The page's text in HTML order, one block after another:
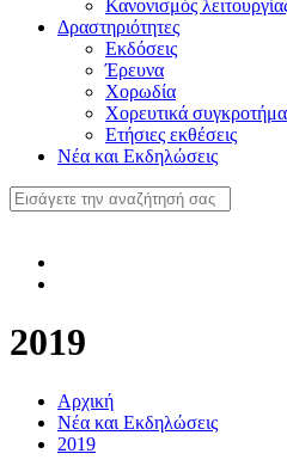
Κανονισμός
Δραστηριότητες
Εκδόσεις
Έρευνα
Χορωδία
Χορευτικά
Ετήσιες εκθέσεις
Νέα και Εκδηλώσεις
2019
Αρχική
Νέα και Εκδηλώσεις
2019